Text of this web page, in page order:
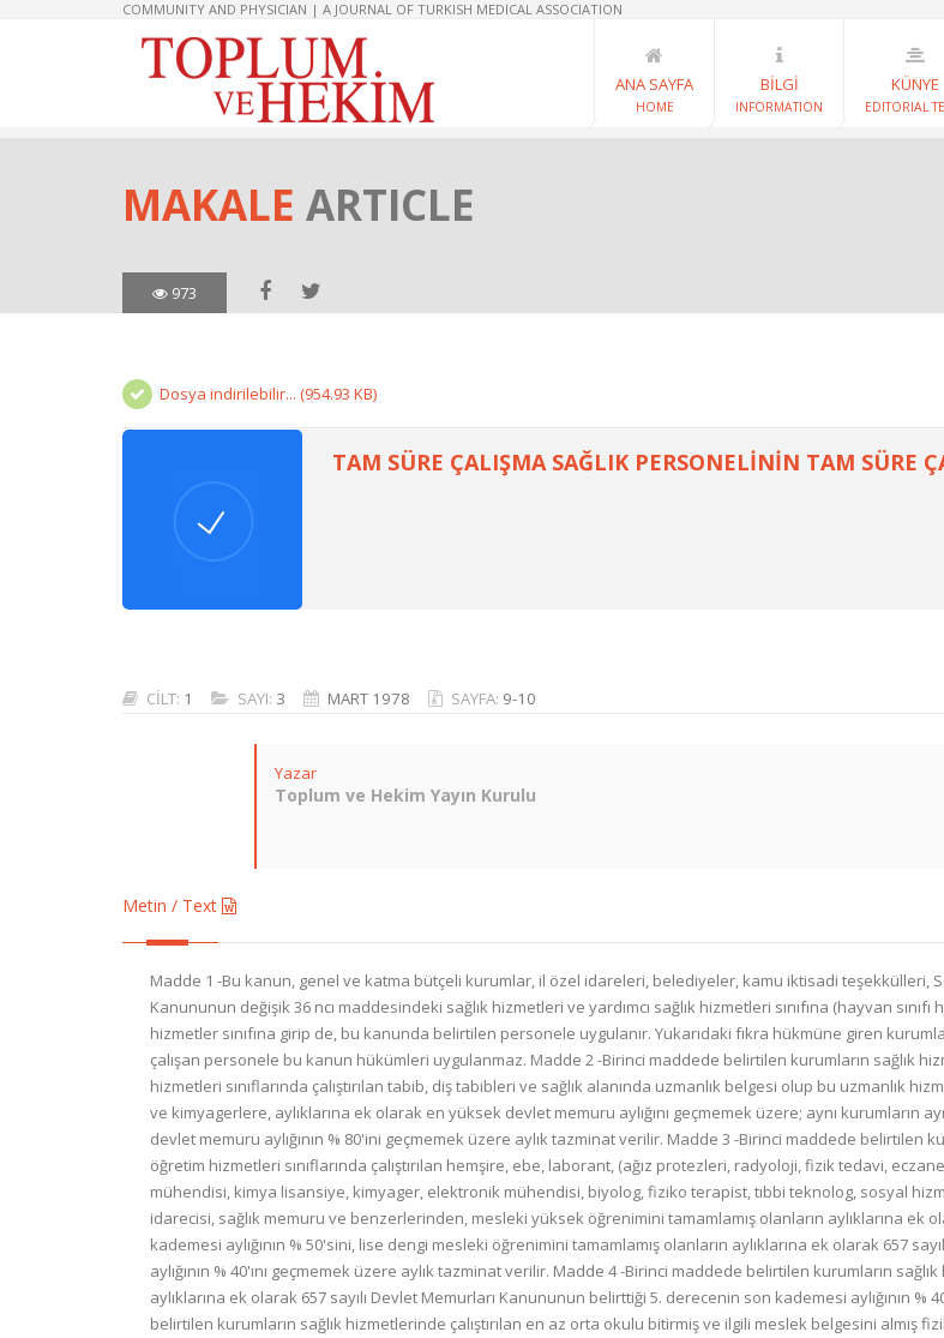
COMMUNITY AND PHYSICIAN | A JOURNAL OF TURKISH MEDICAL ASSOCIATION
ANA SAYFA
HOME
BİLGİ
INFORMATION
KÜNYE
EDITORIAL
MAKALE ARTICLE
973
Dosya indirilebilir... (954.93 KB)
TAM SÜRE ÇALIŞMA SAĞLIK PERSONELİNİN TAM SÜRE
CİLT: 1 SAYI: 3 MART 1978 SAYFA: 9-10
Yazar
Toplum ve Hekim Yayın Kurulu
Metin / Text
Madde 1 -Bu kanun, genel ve katma bütçeli kurumlar, il özel idareleri, belediyeler, kamu iktisadi teşekkülleri,
Kanununun değişik 36 ncı maddesindeki sağlık hizmetleri ve yardımcı sağlık hizmetleri sınıfına (hayvan
hizmetler sınıfına girip de, bu kanunda belirtilen personele uygulanır. Yukarıdaki fıkra hükmüne giren
çalışan personele bu kanun hükümleri uygulanmaz. Madde 2 -Birinci maddede belirtilen kurumların sağlık
hizmetleri sınıflarında çalıştırılan tabib, diş tabibleri ve sağlık alanında uzmanlık belgesi olup bu uzmanlık
ve kimyagerlere, aylıklarına ek olarak en yüksek devlet memuru aylığını geçmemek üzere; aynı kurumların
devlet memuru aylığının % 80'ini geçmemek üzere aylık tazminat verilir. Madde 3 -Birinci maddede belirtilen
öğretim hizmetleri sınıflarında çalıştırılan hemşire, ebe, laborant, (ağız protezleri, radyoloji, fizik tedavi,
mühendisi, kimya lisansiye, kimyager, elektronik mühendisi, biyolog, fiziko terapist, tıbbi teknolog, sosyal
idarecisi, sağlık memuru ve benzerlerinden, mesleki yüksek öğrenimini tamamlamış olanların aylıklarına ek
kademesi aylığının % 50'sini, lise dengi mesleki öğrenimini tamamlamış olanların aylıklarına ek olarak 657
aylığının % 40'ını geçmemek üzere aylık tazminat verilir. Madde 4 -Birinci maddede belirtilen kurumların
aylıklarına ek olarak 657 sayılı Devlet Memurları Kanununun belirttiği 5. derecenin son kademesi aylığının
belirtilen kurumların sağlık hizmetlerinde çalıştırılan en az orta okulu bitirmiş ve ilgili meslek belgesini